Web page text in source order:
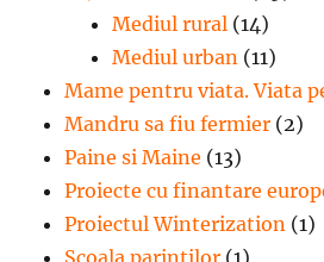
Mediul rural (14)
Mediul urban (11)
Mame pentru viata. Viata
Mandru sa fiu fermier (2)
Paine si Maine (13)
Proiecte cu finantare
Proiectul Winterization (1)